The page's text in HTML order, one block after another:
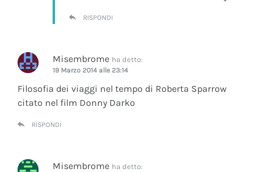
RISPONDI
Misembrome ha detto:
19 Marzo 2014 alle 23:14
Filosofia dei viaggi nel tempo di Roberta Sparrow
citato nel film Donny Darko
RISPONDI
Misembrome ha detto: